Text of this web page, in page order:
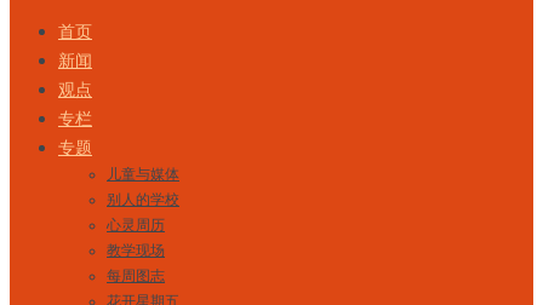
首页
新闻
观点
专栏
专题
儿童与媒体
别人的学校
心灵周历
教学现场
每周图志
花开星期五